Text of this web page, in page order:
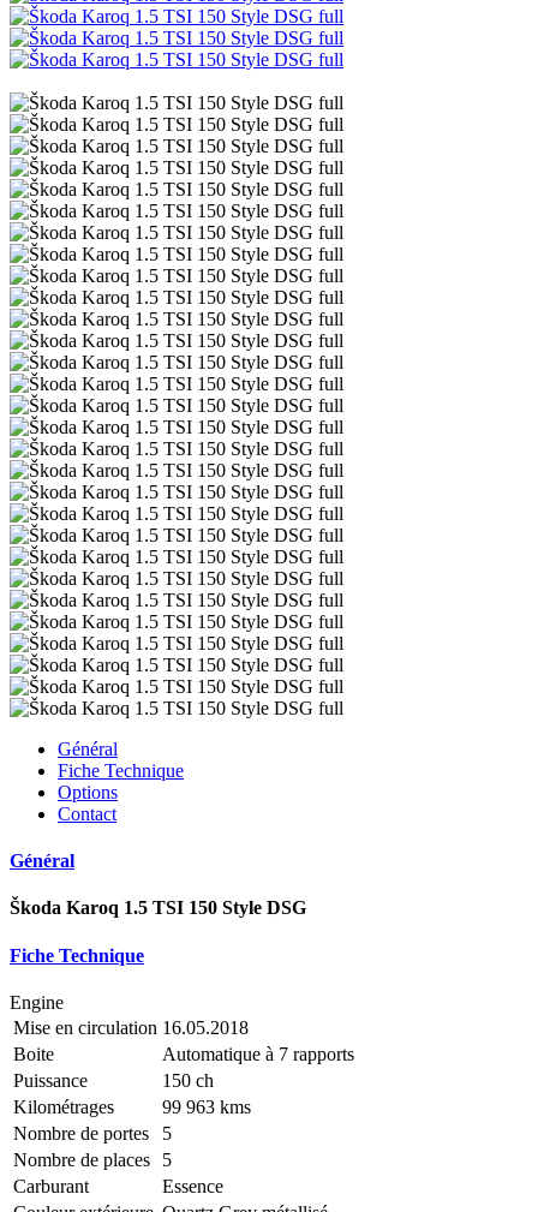
Général
Fiche Technique
Options
Contact
Général
Škoda Karoq 1.5 TSI 150 Style DSG
Fiche Technique
Engine
Mise en circulation 16.05.2018
Boite
Automatique à 7 rapports
Puissance
150 ch
Kilométrages
99 963 kms
Nombre de portes
5
Nombre de places
5
Carburant
Essence